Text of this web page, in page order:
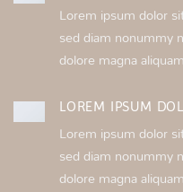
Lorem ipsum dolor
sed diam nonummy
dolore magna
LOREM IPSUM
Lorem ipsum dolor
sed diam nonummy
dolore magna